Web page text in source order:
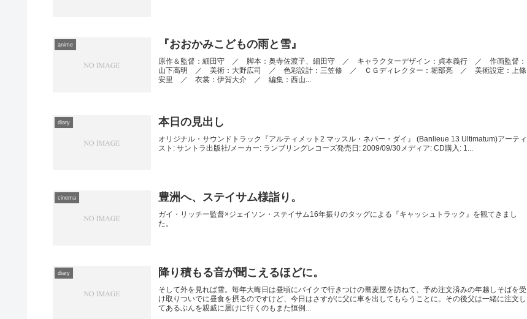
anime 『おおかみこどもの雨と雪』
原作＆監督：細田守 ／ 脚本：奥寺佐渡子、細田守 ／ キャラクターデザイン：貞本義行 ／ 作画監督：
山下高明 ／ 美術：大野広司 ／ 色彩設計：三笠修 ／ ＣＧディレクター：堀部亮 ／ 美術設定：上條
安里 ／ 衣裳：伊賀大介 ／ 編集：西山...
diary 本日の見出し
オリジナル・サウンドトラック『アルティメット2 マッスル・ネバー・ダイ』 (Banlieue 13 Ultimatum)アーティ
スト: サントラ出版社/メーカー: ランブリングレコーズ発売日: 2009/09/30メディア: CD購入: 1...
cinema 豊洲へ、ステイサム様詣り。
ガイ・リッチー監督×ジェイソン・ステイサム16年振りのタッグによる『キャッシュトラック』を観てきまし
た。
diary 降り積もる音が聞こえるほどに。
そして外を見れば雪。毎年大晦日は昼頃にバイクで行きつけの蕎麦屋を訪ねて、予め注文済みの年越しそばを受
け取りついでに昼食を摂るのですけど、今日はさすがに父に車を出してもらうことに。その後父は一緒に注文し
てあるぶんを親戚に届けに行くのもまた恒例...